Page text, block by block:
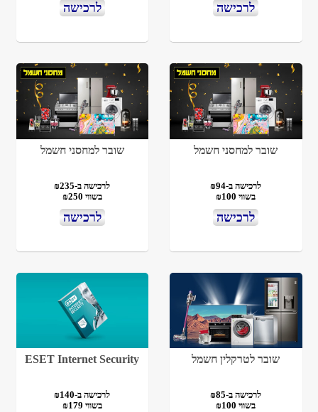
לרכישה לרכישה
שובר למחסני חשמל
לרכישה ב-₪94
בשווי ₪100
לרכישה
שובר למחסני חשמל
לרכישה ב-₪235
בשווי ₪250
לרכישה
שובר לטרקלין חשמל
לרכישה ב-₪85
בשווי ₪100
ESET Internet Security
לרכישה ב-₪140
בשווי ₪179